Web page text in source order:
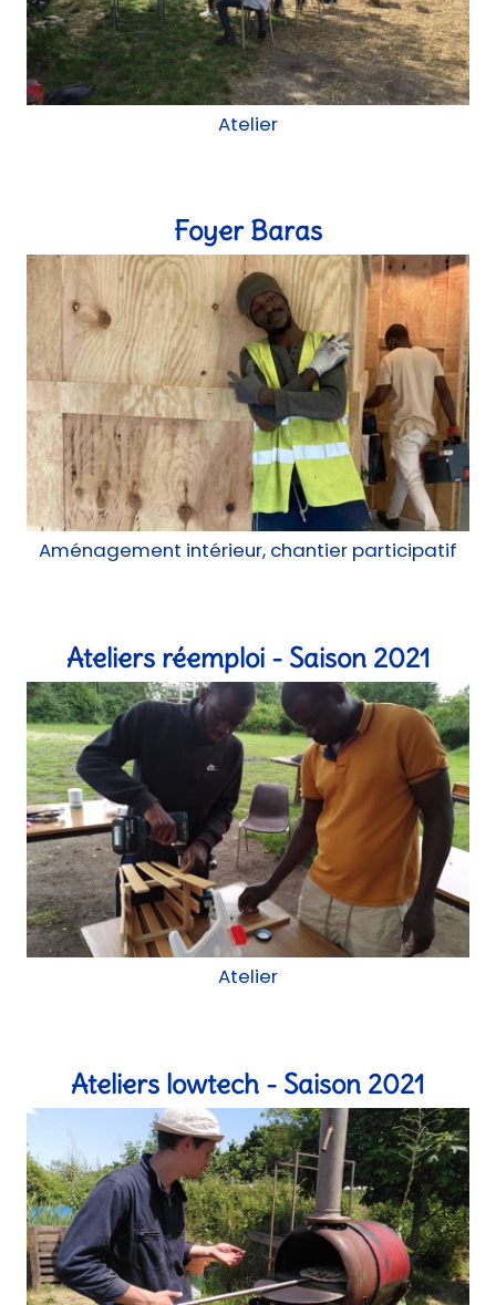
Atelier
Foyer Baras
Aménagement intérieur, chantier participatif
Ateliers réemploi - Saison 2021
Atelier
Ateliers lowtech - Saison 2021